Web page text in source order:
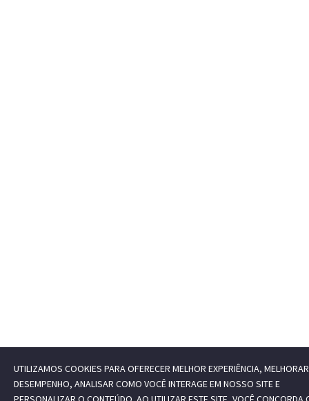
UTILIZAMOS COOKIES PARA OFERECER MELHOR EXPERIÊNCIA,
DESEMPENHO, ANALISAR COMO VOCÊ INTERAGE EM NOSSO SITE E